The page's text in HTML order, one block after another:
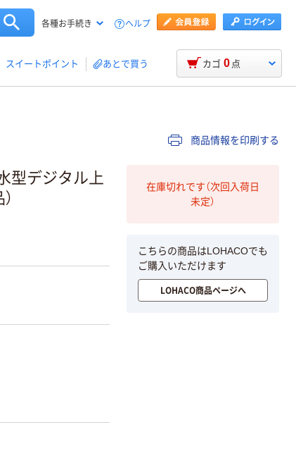
各種お手続き ヘルプ
スイートポイント あとで買う カゴ 0 点
商品情報を印刷する
型デジタル上
在庫切れです（次回入荷日
未定）
こちらの商品はLOHACOでも
ご購入いただけます
LOHACO商品ページへ